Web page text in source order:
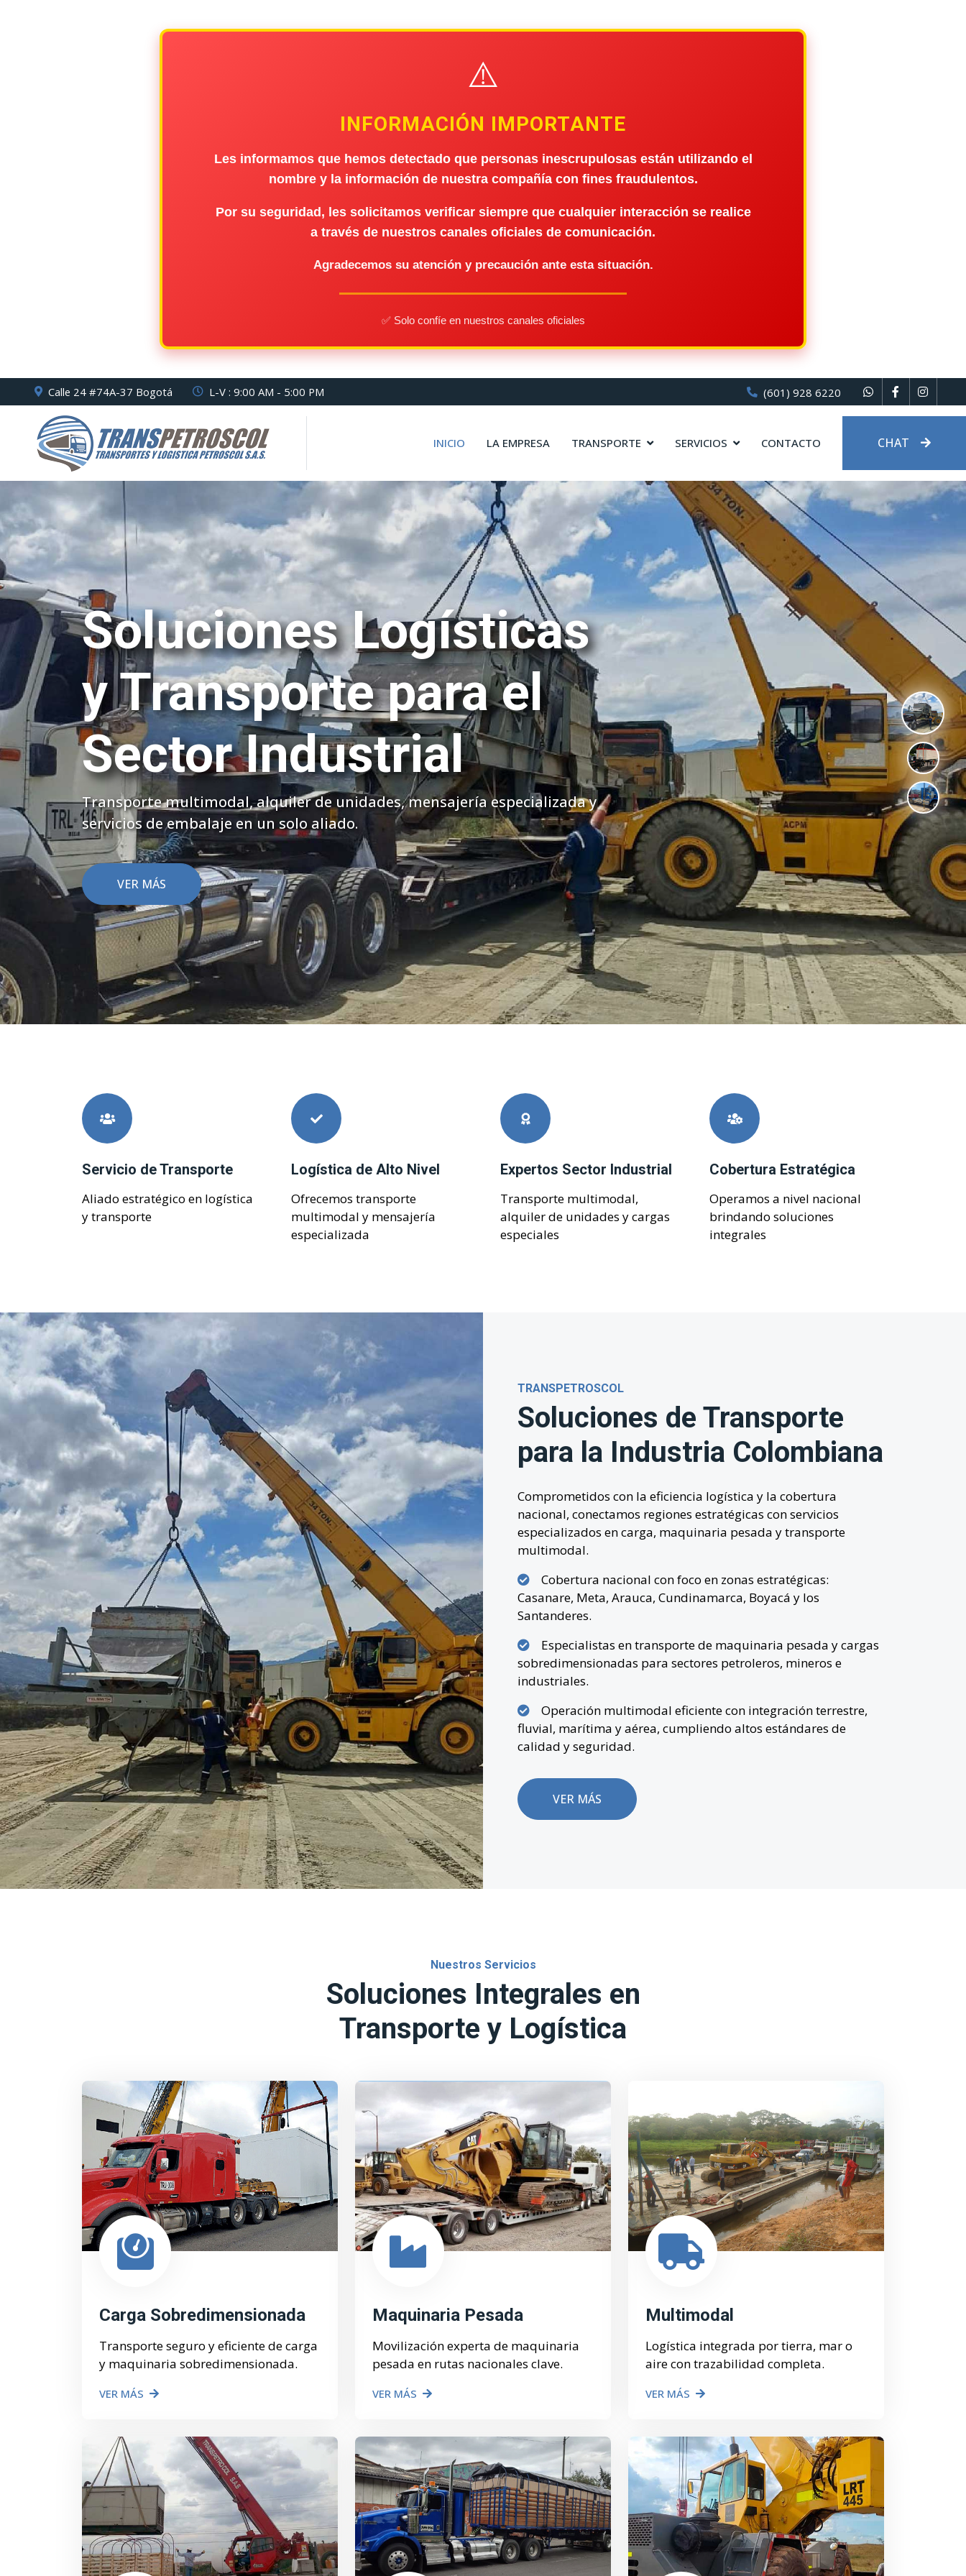
⚠️
INFORMACIÓN IMPORTANTE
Les informamos que hemos detectado que personas inescrupulosas están utilizando el
nombre y la información de nuestra compañía con fines fraudulentos.
Por su seguridad, les solicitamos verificar siempre que cualquier interacción se realice
a través de nuestros canales oficiales de comunicación.
Agradecemos su atención y precaución ante esta situación.
✅ Solo confíe en nuestros canales oficiales
Calle 24 #74A-37 Bogotá L-V : 9:00 AM - 5:00 PM (601) 928 6220
INICIO LA EMPRESA TRANSPORTE SERVICIOS CONTACTO CHAT
Transporte de Carga a
Nivel Nacional
Movilizamos su mercancía a lo largo y ancho de Colombia con eficiencia,
seguridad y cumplimiento.
VER MÁS
Servicio de Transporte
Aliado estratégico en logística
y transporte
Logística de Alto Nivel
Ofrecemos transporte
multimodal y mensajería
especializada
Expertos Sector Industrial
Transporte multimodal,
alquiler de unidades y cargas
especiales
Cobertura Estratégica
Operamos a nivel nacional
brindando soluciones
integrales
TRANSPETROSCOL
Soluciones de Transporte
para la Industria Colombiana
Comprometidos con la eficiencia logística y la cobertura
nacional, conectamos regiones estratégicas con servicios
especializados en carga, maquinaria pesada y transporte
multimodal.
Cobertura nacional con foco en zonas estratégicas:
Casanare, Meta, Arauca, Cundinamarca, Boyacá y los
Santanderes.
Especialistas en transporte de maquinaria pesada y cargas
sobredimensionadas para sectores petroleros, mineros e
industriales.
Operación multimodal eficiente con integración terrestre,
fluvial, marítima y aérea, cumpliendo altos estándares de
calidad y seguridad.
VER MÁS
Nuestros Servicios
Soluciones Integrales en
Transporte y Logística
Carga Sobredimensionada
Transporte seguro y eficiente de carga
y maquinaria sobredimensionada.
VER MÁS
Maquinaria Pesada
Movilización experta de maquinaria
pesada en rutas nacionales clave.
VER MÁS
Multimodal
Logística integrada por tierra, mar o
aire con trazabilidad completa.
VER MÁS